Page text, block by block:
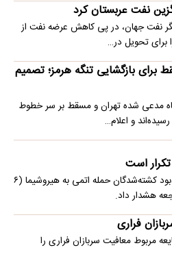
نفت عربستان کرد
نفت جهان، در پی کاهش عرضه نفت از
برای تحویل در…
برای بازگشایی تنگه هرمز؛ تصمیم
مدعی شده تهران و مسقط بر سر خطوط
و اعلام…
است
سفیر ایران در توکیو، در مراسم یادبود کشته‌شدگان حمله اتمی به هیروشیما (۶
فراری
مربوط معافیت سربازان فراری را